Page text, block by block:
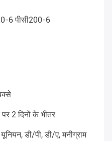
6 पीसी200-6
2 दिनों के भीतर
डी/पी, डी/ए, मनीग्राम